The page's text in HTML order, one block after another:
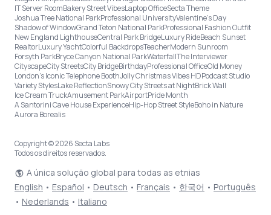
IT Server RoomBakery Street VibesLaptop OfficeSecta Theme
Joshua Tree National ParkProfessional UniversityValentine's Day
Shadow of WindowGrand Teton National ParkProfessional Fashion Outfit
New England LighthouseCentral Park BridgeLuxury RideBeach Sunset
RealtorLuxury YachtColorful BackdropsTeacherModern Sunroom
Forsyth ParkBryce Canyon National ParkWaterfallThe Interviewer
CityscapeCity StreetsCity BridgeBirthdayProfessional OfficeOld Money
London’s Iconic Telephone BoothJolly Christmas Vibes HDPodcast Studio
Variety StylesLake ReflectionSnowy City Streets at NightBrick Wall
Ice Cream TruckAmusement ParkAirportPride Month
A Santorini Cave House ExperienceHip-Hop Street StyleBoho in Nature
Aurora Borealis
Copyright © 2026 Secta Labs
Todos os direitos reservados.
A única solução global para todas as etnias
English • Español • Deutsch • Français • 한국어 • Português
• Nederlands • Italiano